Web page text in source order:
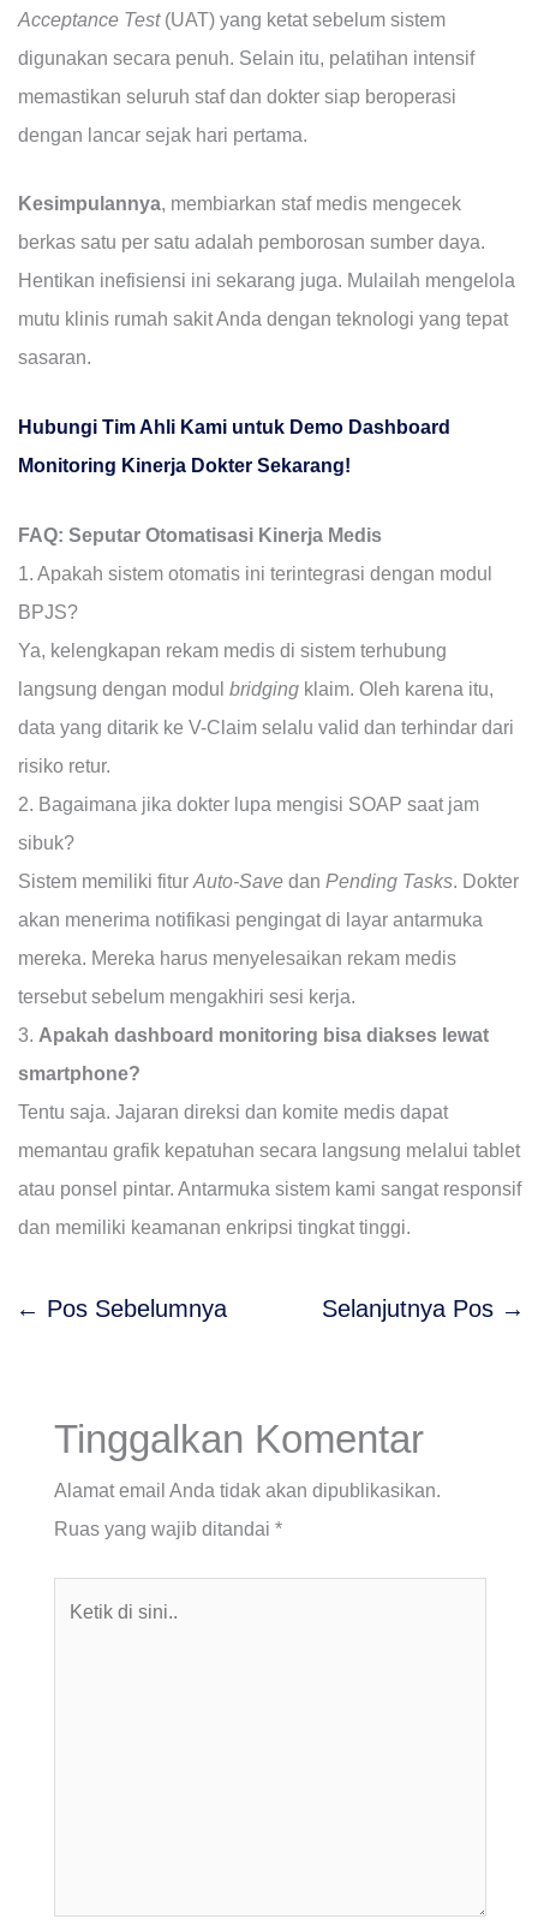
Acceptance Test(UAT) yang ketat sebelum sistem
digunakan secara penuh. Selain itu, pelatihan intensif
memastikan seluruh staf dan dokter siap beroperasi
dengan lancar sejak hari pertama.
Kesimpulannya, membiarkan staf medis mengecek
berkas satu per satu adalah pemborosan sumber daya.
Hentikan inefisiensi ini sekarang juga. Mulailah mengelola
mutu klinis rumah sakit Anda dengan teknologi yang tepat
sasaran.
Hubungi Tim Ahli Kami untuk Demo Dashboard
Monitoring Kinerja Dokter Sekarang!
FAQ: Seputar Otomatisasi Kinerja Medis
1. Apakah sistem otomatis ini terintegrasi dengan modul
BPJS?
Ya, kelengkapan rekam medis di sistem terhubung
langsung dengan modul bridgingklaim. Oleh karena itu,
data yang ditarik ke V-Claim selalu valid dan terhindar dari
risiko retur.
2. Bagaimana jika dokter lupa mengisi SOAP saat jam
sibuk?
Sistem memiliki fitur Auto-Savedan Pending Tasks. Dokter
akan menerima notifikasi pengingat di layar antarmuka
mereka. Mereka harus menyelesaikan rekam medis
tersebut sebelum mengakhiri sesi kerja.
3. Apakah dashboard monitoring bisa diakses lewat
smartphone?
Tentu saja. Jajaran direksi dan komite medis dapat
memantau grafik kepatuhan secara langsung melalui tablet
atau ponsel pintar. Antarmuka sistem kami sangat responsif
dan memiliki keamanan enkripsi tingkat tinggi.
← Pos Sebelumnya Selanjutnya Pos →
Tinggalkan Komentar
Alamat email Anda tidak akan dipublikasikan.
Ruas yang wajib ditandai *